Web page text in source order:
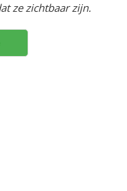
ze zichtbaar zijn.